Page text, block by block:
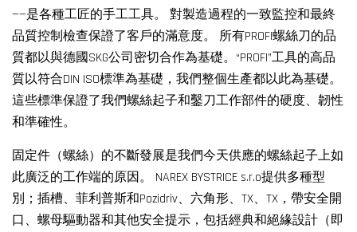
——是各種工匠的手工工具。 對製造過程的一致監控和最終
品質控制檢查保證了客戶的滿意度。 所有PROFI螺絲刀的品
質都以與德國SKG公司密切合作為基礎。“PROFI”工具的高品
質以符合DIN ISO標準為基礎，我們整個生產都以此為基礎。
這些標準保證了我們螺絲起子和鑿刀工作部件的硬度、韌性
和準確性。
固定件（螺絲）的不斷發展是我們今天供應的螺絲起子上如
此廣泛的工作端的原因。 NAREX BYSTRICE s.r.o提供多種型
別；插槽、菲利普斯和Pozidriv、六角形、TX、TX，帶安全開
口、螺母驅動器和其他安全提示，包括經典和絕緣設計（即